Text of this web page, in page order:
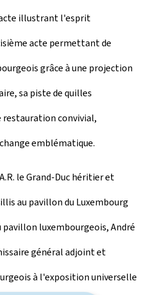
acte illustrant l'esprit
acte permettant de
grâce à une projection
sa piste de quilles
restauration convivial,
emblématique.
le Grand-Duc héritier et
au pavillon du Luxembourg
luxembourgeois, André
général adjoint et
à l'exposition universelle